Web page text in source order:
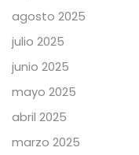
agosto 2025
julio 2025
junio 2025
mayo 2025
abril 2025
marzo 2025